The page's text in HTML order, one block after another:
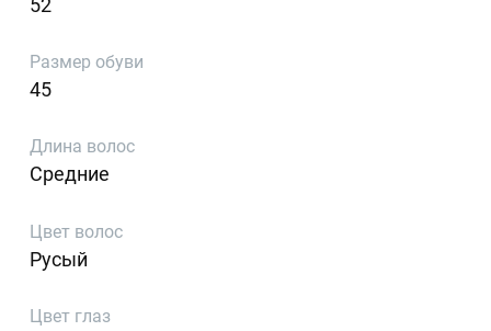
52
Размер обуви
45
Длина волос
Средние
Цвет волос
Русый
Цвет глаз